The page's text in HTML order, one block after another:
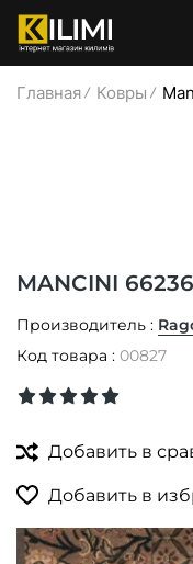
Главная Ковры
MANCINI
Производитель :
Код товара : 00827
Добавить в
Добавить в